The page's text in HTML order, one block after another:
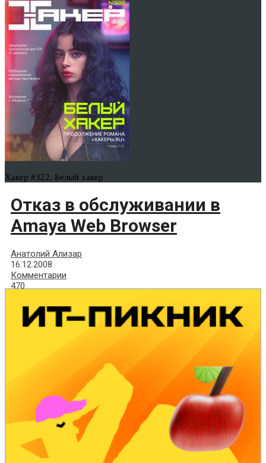
Хакер #322. Белый хакер
Отказ в обслуживании в
Amaya Web Browser
Анатолий Ализар
16.12.2008
Комментарии
470